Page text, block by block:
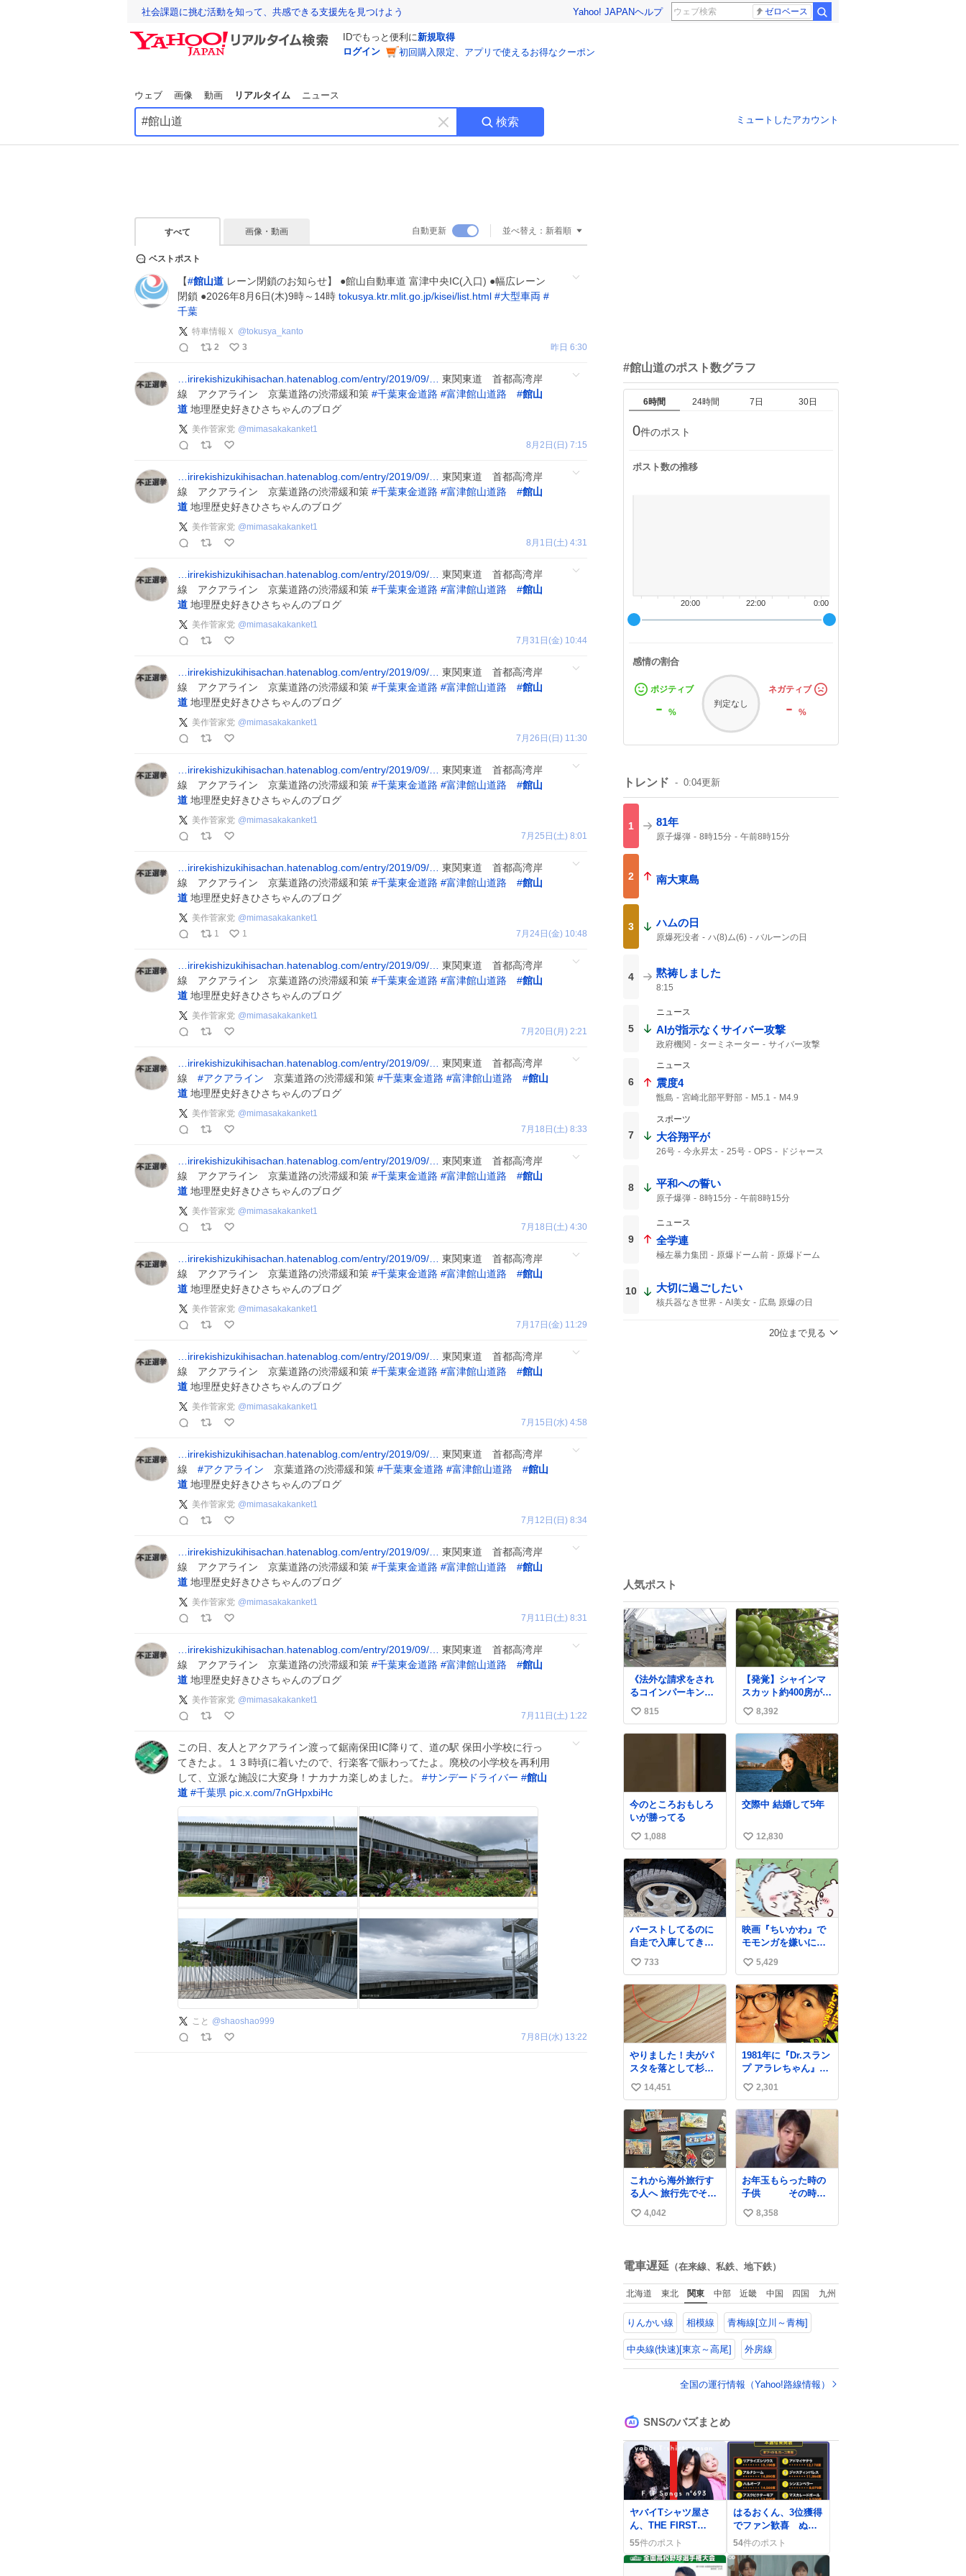
社会課題に挑む活動を知って、共感できる支援先を見つけよう Yahoo! JAPANヘルプ ゼロベース
IDでもっと便利に新規取得
ログイン
初回購入限定、アプリで使えるお得なクーポン
ウェブ 画像 動画 リアルタイム ニュース
キ
ー
す
検索 ミュートしたアカウント
すべて 画像・動画 自動更新 並べ替え： 新着順
ベストポスト
【#館山道 レーン閉鎖のお知らせ】 ●館山自動車道 富津中央IC(入口) ●幅広レーン
閉鎖 ●2026年8月6日(木)9時～14時 tokusya.ktr.mlit.go.jp/kisei/list.html #大型車両 #
千葉
特車情報Ｘ @tokusya_kanto
2
3 昨日 6:30
…irirekishizukihisachan.hatenablog.com/entry/2019/09/…
東関東道 首都高湾岸
線 アクアライン 京葉道路の渋滞緩和策 #千葉東金道路 #富津館山道路 #館山
道 地理歴史好きひさちゃんのブログ
美作菅家党 @mimasakakanket1
8月2日(日) 7:15
…irirekishizukihisachan.hatenablog.com/entry/2019/09/…
東関東道 首都高湾岸
線 アクアライン 京葉道路の渋滞緩和策 #千葉東金道路 #富津館山道路 #館山
道 地理歴史好きひさちゃんのブログ
美作菅家党 @mimasakakanket1
8月1日(土) 4:31
…irirekishizukihisachan.hatenablog.com/entry/2019/09/…
東関東道 首都高湾岸
線 アクアライン 京葉道路の渋滞緩和策 #千葉東金道路 #富津館山道路 #館山
道 地理歴史好きひさちゃんのブログ
美作菅家党 @mimasakakanket1
7月31日(金) 10:44
…irirekishizukihisachan.hatenablog.com/entry/2019/09/…
東関東道 首都高湾岸
線 アクアライン 京葉道路の渋滞緩和策 #千葉東金道路 #富津館山道路 #館山
道 地理歴史好きひさちゃんのブログ
美作菅家党 @mimasakakanket1
7月26日(日) 11:30
…irirekishizukihisachan.hatenablog.com/entry/2019/09/…
東関東道 首都高湾岸
線 アクアライン 京葉道路の渋滞緩和策 #千葉東金道路 #富津館山道路 #館山
道 地理歴史好きひさちゃんのブログ
美作菅家党 @mimasakakanket1
7月25日(土) 8:01
…irirekishizukihisachan.hatenablog.com/entry/2019/09/…
東関東道 首都高湾岸
線 アクアライン 京葉道路の渋滞緩和策 #千葉東金道路 #富津館山道路 #館山
道 地理歴史好きひさちゃんのブログ
美作菅家党 @mimasakakanket1
1
1 7月24日(金) 10:48
…irirekishizukihisachan.hatenablog.com/entry/2019/09/…
東関東道 首都高湾岸
線 アクアライン 京葉道路の渋滞緩和策 #千葉東金道路 #富津館山道路 #館山
道 地理歴史好きひさちゃんのブログ
美作菅家党 @mimasakakanket1
7月20日(月) 2:21
…irirekishizukihisachan.hatenablog.com/entry/2019/09/…
東関東道 首都高湾岸
線 #アクアライン 京葉道路の渋滞緩和策 #千葉東金道路 #富津館山道路 #館山
道 地理歴史好きひさちゃんのブログ
美作菅家党 @mimasakakanket1
7月18日(土) 8:33
…irirekishizukihisachan.hatenablog.com/entry/2019/09/…
東関東道 首都高湾岸
線 アクアライン 京葉道路の渋滞緩和策 #千葉東金道路 #富津館山道路 #館山
道 地理歴史好きひさちゃんのブログ
美作菅家党 @mimasakakanket1
7月18日(土) 4:30
…irirekishizukihisachan.hatenablog.com/entry/2019/09/…
東関東道 首都高湾岸
線 アクアライン 京葉道路の渋滞緩和策 #千葉東金道路 #富津館山道路 #館山
道 地理歴史好きひさちゃんのブログ
美作菅家党 @mimasakakanket1
7月17日(金) 11:29
…irirekishizukihisachan.hatenablog.com/entry/2019/09/…
東関東道 首都高湾岸
線 アクアライン 京葉道路の渋滞緩和策 #千葉東金道路 #富津館山道路 #館山
道 地理歴史好きひさちゃんのブログ
美作菅家党 @mimasakakanket1
7月15日(水) 4:58
…irirekishizukihisachan.hatenablog.com/entry/2019/09/…
東関東道 首都高湾岸
線 #アクアライン 京葉道路の渋滞緩和策 #千葉東金道路 #富津館山道路 #館山
道 地理歴史好きひさちゃんのブログ
美作菅家党 @mimasakakanket1
7月12日(日) 8:34
…irirekishizukihisachan.hatenablog.com/entry/2019/09/…
東関東道 首都高湾岸
線 アクアライン 京葉道路の渋滞緩和策 #千葉東金道路 #富津館山道路 #館山
道 地理歴史好きひさちゃんのブログ
美作菅家党 @mimasakakanket1
7月11日(土) 8:31
…irirekishizukihisachan.hatenablog.com/entry/2019/09/…
東関東道 首都高湾岸
線 アクアライン 京葉道路の渋滞緩和策 #千葉東金道路 #富津館山道路 #館山
道 地理歴史好きひさちゃんのブログ
美作菅家党 @mimasakakanket1
7月11日(土) 1:22
この日、友人とアクアライン渡って鋸南保田IC降りて、道の駅 保田小学校に行っ
てきたよ。１３時頃に着いたので、行楽客で賑わってたよ。廃校の小学校を再利用
して、立派な施設に大変身！ナカナカ楽しめました。 #サンデードライバー #館山
道 #千葉県 pic.x.com/7nGHpxbiHc
こと @shaoshao999
7月8日(水) 13:22
#館山道のポスト数グラフ
6時間 24時間 7日 30日
0件のポスト
ポスト数の推移
0:00
22:00
20:00
感情の割合
ポジティブ
- %
判定なし
ネガティブ
-%
トレンド 0:04更新
1 81年
原子爆弾 8時15分
午前8時15分
2 南大東島
3 ハムの日
原爆死没者 ハ(8)ム(6)
バルーンの日
4 黙祷しました
8:15
5
ニュース
AIが指示なくサイバー攻撃
政府機関 ターミネーター サイバー攻撃
6
ニュース
震度4
甑島 宮崎北部平野部 M5.1
M4.9
熊本県天草・芦北地方
M4.8
緊急地震速報
地震情報
震源の深さ
地震速報
地震の規模
7
スポーツ
大谷翔平が
26号 今永昇太 25号 OPS
ドジャース
8 平和への誓い
原子爆弾 8時15分
午前8時15分
9
ニュース
全学連
極左暴力集団 原爆ドーム前
原爆ドーム
10 大切に過ごしたい
核兵器なき世界 AI美女 広島 原爆の日
20位まで見る
人気ポスト
《法外な請求をされ
るコインパーキン
グ》 各営業所にも前
から告知されていま
すが、Park Link南青
迎車で呼ばれた時や
お客を降ろした際に
は十分注意してくだ
さい！ 東京都港区南
青山2-14-20
い
い
815
【発覚】シャインマ
スカット約400房が果
樹園から盗まれる 栃
木・佐野市
news.livedoor.com/
article/detail… 被害
に遭った果樹園には
防犯カメラなどはな
く、シャインマスカ
ットが盗まれた木に
は刃物などで切られ
に入って同様の被害
は確認されておら
ず、警察はパトロー
ルを強化する。
い
い
ね
数
8,392
今のところおもしろ
いが勝ってる
い
い
ね
数
1,088
交際中 結婚して5年
い
い
ね
数
12,830
バーストしてるのに
自走で入庫してきた
お客さん バーストし
たならその場で動か
ないで助け呼んで下
さい😰 保険にロード
サービス付いてて金
銭負担も無いんです
から これで走ると、
壊さなくていい所ま
で壊しちゃいますか
ら 実際、外装ダメー
ジ、ABSセンサ断
線、ブレーキホース
も傷入っちゃってま
す…
い
い
ね
数
733
映画『ちいかわ』で
モモンガを嫌いにな
った人へ それでも
愛される理由と可能
性 kai-
you.net/article/9618
6 『映画ちいかわ 人
魚の島のひみつ』を3
回観て、原作も追っ
ている筆者が、モモ
ンガの名誉回復を試
みようとする記事で
す。ちいかわ初心者
向けです🖊
い
い
ね
数
5,429
やりました！夫がパ
スタを落として杉床
ぼこぼこしました！
よかったーーー！フ
ァーストぼこぼこ自
分じゃなくて！これ
で第二波いつでもい
けます！！！✌️いや
ーほっとした！ 杉床
を採用しようとして
いる方々へ忠告で
す。杉床は乾燥パス
タに負けます。豆腐
くらいやわやわで
い
い
ね
数
14,451
1981年に『Dr.スラン
プ アラレちゃん』が
放映開始された直後
の鳥山明さんと、小
山茉美さんです。
い
い
ね
2,301
これから海外旅行す
る人へ 旅行先でその
国や都市を象徴する
マグネットを買って
国回ったけど、旅行
先で必ずマグネット
を買い、今は家の冷
蔵庫に貼ってる。 交
換留学が終わって1年
経つけどそれぞれの
マグネットを見る度
に旅の思い出が鮮明
によみがえります。
い
数
4,042
お年玉もらった時の
子供 その時の
親
い
数
8,358
電車遅延 （在来線、私鉄、地下鉄）
北海道 東北 関東 中部 近畿 中国 四国 九州
りんかい線 相模線 青梅線[立川～青梅]
中央線(快速)[東京～高尾] 外房線
全国の運行情報（Yahoo!路線情報）
SNSのバズまとめ
ヤバイTシャツ屋さ
ん、THE FIRST
TAKEで『アルゴリズ
ムの犬』再登場にフ
ァン歓喜
55件のポスト
はるおくん、3位獲得
でファン歓喜 ぬい
ぐるみ化決定とSNS
で祝福の嵐
54件のポスト